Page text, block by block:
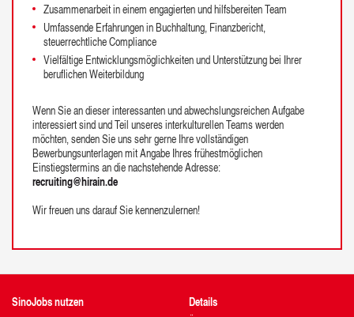
Zusammenarbeit in einem engagierten und hilfsbereiten Team
Umfassende Erfahrungen in Buchhaltung, Finanzbericht,
steuerrechtliche Compliance
Vielfältige Entwicklungsmöglichkeiten und Unterstützung bei Ihrer
beruflichen Weiterbildung
Wenn Sie an dieser interessanten und abwechslungsreichen Aufgabe
interessiert sind und Teil unseres interkulturellen Teams werden
möchten, senden Sie uns sehr gerne Ihre vollständigen
Bewerbungsunterlagen mit Angabe Ihres frühestmöglichen
Einstiegstermins an die nachstehende Adresse:
recruiting@hirain.de
Wir freuen uns darauf Sie kennenzulernen!
SinoJobs nutzen Details